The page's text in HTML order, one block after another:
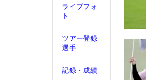
ライブフォ
ト
ツアー登録
選手
記録・成績